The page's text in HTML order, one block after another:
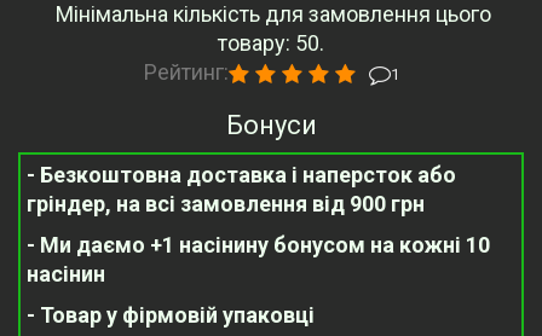
Мінімальна кількість для замовлення цього
товару: 50.
Рейтинг:
1
Бонуси
- Безкоштовна доставка і наперсток або
гріндер, на всі замовлення від 900 грн
- Ми даємо +1 насінину бонусом на кожні 10
насінин
- Товар у фірмовій упаковці